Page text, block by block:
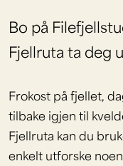
Bo på
Fjellruta ta deg
Frokost på fjellet,
tilbake igjen til
Fjellruta kan du
enkelt utforske